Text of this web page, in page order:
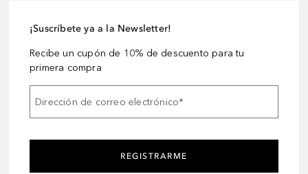
¡Suscríbete ya a la Newsletter!
Recibe un cupón de 10% de descuento para tu
primera compra
Dirección de correo electrónico*
REGISTRARME